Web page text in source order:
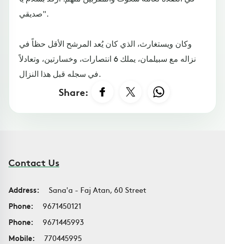
صديقي".
وكان ويستغارث، الذي كان يُعد المرشح الأقل حظاً في
نزاله مع سبيلمان، يملك 6 انتصارات، وخسارتين، وتعادلاً
في سجله قبل هذا النزال.
Share:
Contact Us
Address:
Sana'a - Faj Atan, 60 Street
Phone:
9671450121
Phone:
9671445993
Mobile:
770445995